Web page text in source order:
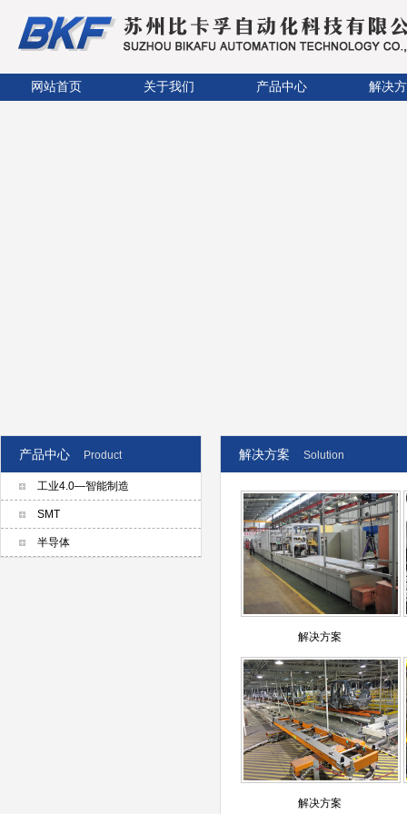
网站首页 关于我们 产品中心 解决
产品中心 Product
工业4.0—智能制造
SMT
半导体
解决方案 Solution
解决方案
解决方案